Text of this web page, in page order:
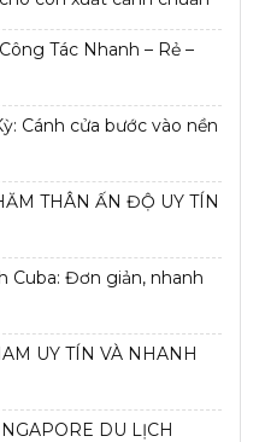
Tác Nhanh – Rẻ –
Cánh cửa bước vào nền
THÂN ẤN ĐỘ UY TÍN
Cuba: Đơn giản, nhanh
UY TÍN VÀ NHANH
DU LỊCH